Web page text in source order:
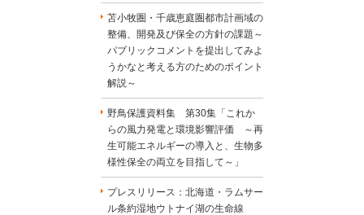
苫小牧圏・千歳恵庭圏都市計画域の
整備、開発及び保全の方針の課題～
パブリックコメントを提出してみよ
うかなと考える方のためのポイント
解説～
野鳥保護資料集 第30集「これか
らの風力発電と環境影響評価 ～再
生可能エネルギーの導入と、生物多
様性保全の両立を目指して～」
プレスリリース：北海道・ラムサー
ル条約湿地ウトナイ湖の生命線